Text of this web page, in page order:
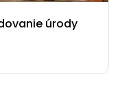
úrody